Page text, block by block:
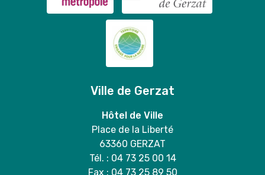
Ville de Gerzat
Hôtel de Ville
Place de la Liberté
63360 GERZAT
Tél. : 04 73 25 00 14
Fax : 04 73 25 89 50